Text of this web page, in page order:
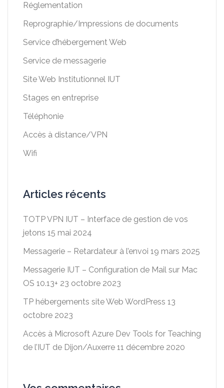
Réglementation
Reprographie/Impressions de documents
Service d’hébergement Web
Service de messagerie
Site Web Institutionnel IUT
Stages en entreprise
Téléphonie
Accès à distance/VPN
Wifi
Articles récents
TOTP VPN IUT – Interface de gestion de vos
jetons 15 mai 2024
Messagerie – Retardateur à l’envoi 19 mars 2025
Messagerie IUT – Configuration de Mail sur Mac
OS 10.13+ 23 octobre 2023
TP hébergements site Web WordPress 13
octobre 2023
Accès à Microsoft Azure Dev Tools for Teaching
de l’IUT de Dijon/Auxerre 11 décembre 2020